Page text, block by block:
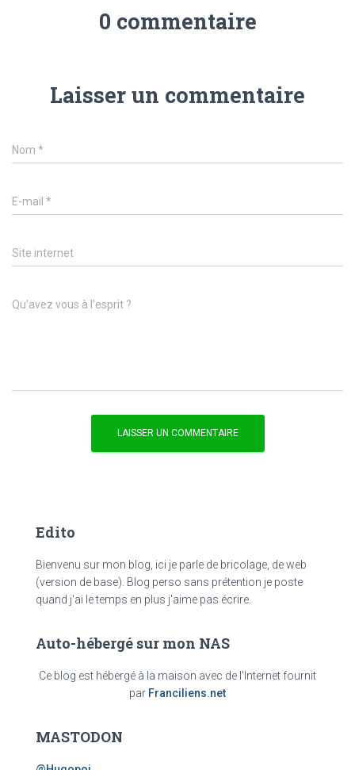
0 commentaire
Laisser un commentaire
Nom *
E-mail *
Site internet
Qu’avez vous à l’esprit ?
Edito
Bienvenu sur mon blog, ici je parle de bricolage, de web
(version de base). Blog perso sans prétention je poste
quand j'ai le temps en plus j'aime pas écrire.
Auto-hébergé sur mon NAS
Ce blog est hébergé à la maison avec de l'Internet fournit
par Franciliens.net
MASTODON